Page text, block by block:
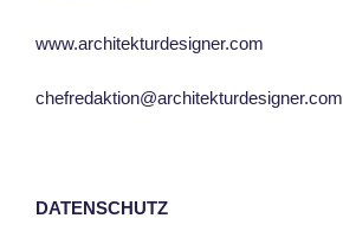
www.architekturdesigner.com
chefredaktion@architekturdesigner.com
DATENSCHUTZ